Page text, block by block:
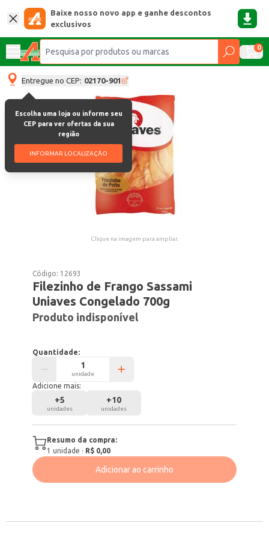
Baixe nosso novo app e ganhe descontos
exclusivos
0
Entregue no CEP: 02170-901
Escolha uma loja ou informe seu
CEP para ver ofertas da sua
região
INFORMAR LOCALIZAÇÃO
Clique na imagem para ampliar.
Código: 12693
Filezinho de Frango Sassami
Uniaves Congelado 700g
Produto indisponível
Quantidade:
unidade
Adicione mais:
+5
unidades
+10
unidades
Resumo da compra:
1 unidade · R$ 0,00
Adicionar ao carrinho